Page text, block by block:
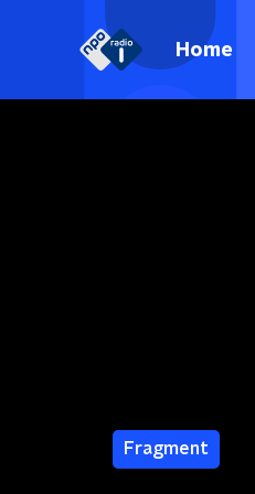
Home
Fragment